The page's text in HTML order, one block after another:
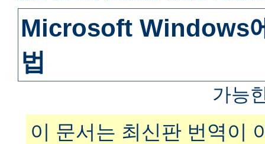
Microsoft Windows
법
가능
이 문서는 최신판 번역이